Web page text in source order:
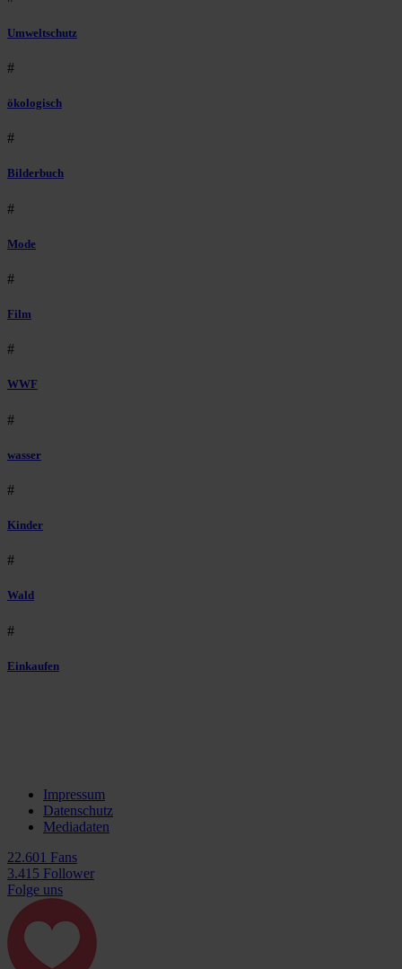
Umweltschutz
#
ökologisch
#
Bilderbuch
#
Mode
#
Film
#
WWF
#
wasser
#
Kinder
#
Wald
#
Einkaufen
Impressum
Datenschutz
Mediadaten
22.601 Fans
3.415 Follower
Folge uns